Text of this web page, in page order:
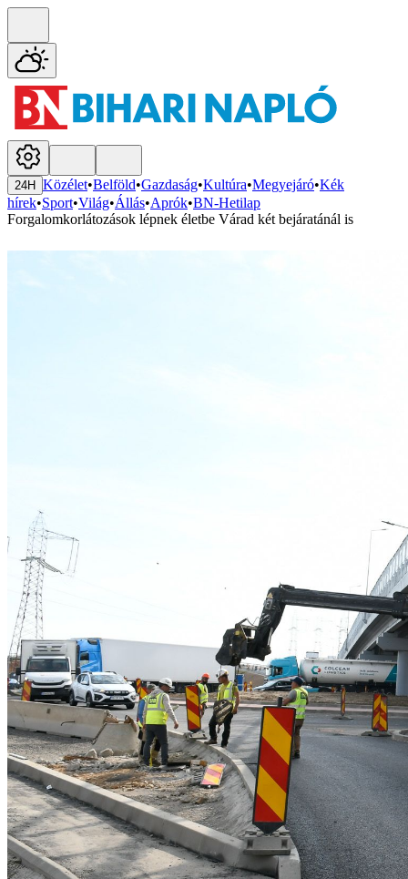
24H Közélet•Belföld•Gazdaság•Kultúra•Megyejáró•Kék
hírek•Sport•Világ•Állás•Aprók•BN-Hetilap
Forgalomkorlátozások lépnek életbe Várad két bejáratánál is